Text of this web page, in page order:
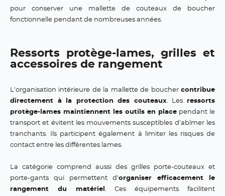
pour conserver une mallette de couteaux de boucher
fonctionnelle pendant de nombreuses années.
Ressorts protège-lames, grilles et
accessoires de rangement
L'organisation intérieure de la mallette de boucher contribue
directement à la protection des couteaux. Les ressorts
protège-lames maintiennent les outils en place pendant le
transport et évitent les mouvements susceptibles d'abîmer les
tranchants. Ils participent également à limiter les risques de
contact entre les différentes lames.
La catégorie comprend aussi des grilles porte-couteaux et
porte-gants qui permettent d'organiser efficacement le
rangement du matériel . Ces équipements facilitent